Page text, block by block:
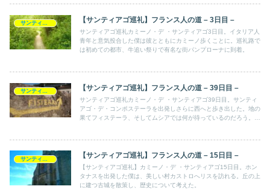
【サンティアゴ巡礼】フランス人の道 – 3日目 –
サンティアゴ巡礼カミーノ・デ ・サンティアゴ3日目。イタリア人
青年と意気投合した僕は彼とともにカミーノ歩くことに。巡礼路で
は初めての都市、牛追い祭りで有名な街パンプローナに到着。
【サンティアゴ巡礼】フランス人の道 – 39日目 –
サンティアゴ巡礼カミーノ・デ ・サンティアゴ39日目。サンティ
アゴ・デ・コンポステーラを出発しさらに西へと歩き出した。地の
果てフィステーラ、そしてムシアでは何が待っているのだろう。巡
【サンティアゴ巡礼】フランス人の道 – 15日目 –
【サンティアゴ巡礼】カミーノ・デ ・サンティアゴ15日目。ホン
タナスを出発した僕は、美しい村カストロへリスを訪れる。丘の上
に建つ古城を散策し、歴史について考えた。